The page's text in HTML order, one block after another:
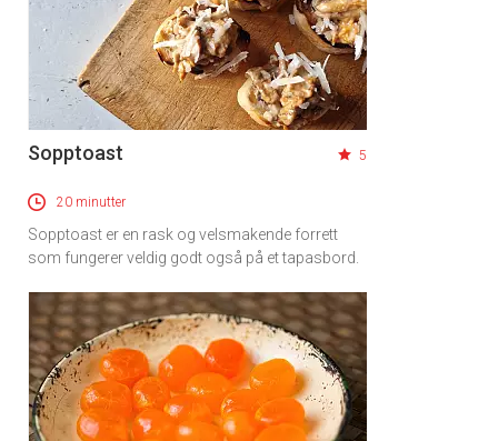
Sopptoast 5
20 minutter
Sopptoast er en rask og velsmakende forrett
som fungerer veldig godt også på et tapasbord.